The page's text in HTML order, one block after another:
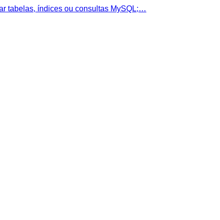
tabelas, índices ou consultas MySQL;…